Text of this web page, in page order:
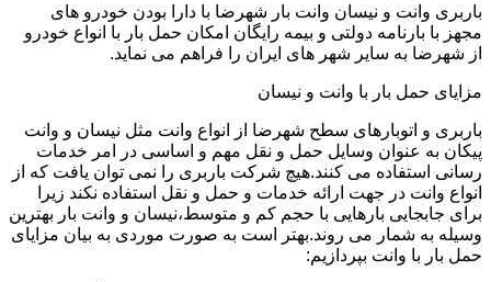
باربری وانت و نیسان وانت بار شهرضا با دارا بودن خودرو های
مجهز با بارنامه دولتی و بیمه رایگان امکان حمل بار با انواع خودرو
از شهرضا به سایر شهر های ایران را فراهم می نماید.
مزایای حمل بار با وانت و نیسان
باربری و اتوبارهای سطح شهرضا از انواع وانت مثل نیسان و وانت
پیکان به عنوان وسایل حمل و نقل مهم و اساسی در امر خدمات
رسانی استفاده می کنند.هیچ شرکت باربری را نمی توان یافت که از
انواع وانت در جهت ارائه خدمات و حمل و نقل استفاده نکند زیرا
برای جابجایی بارهایی با حجم کم و متوسط،نیسان و وانت بار بهترین
وسیله به شمار می روند.بهتر است به صورت موردی به بیان مزایای
حمل بار با وانت بپردازیم: